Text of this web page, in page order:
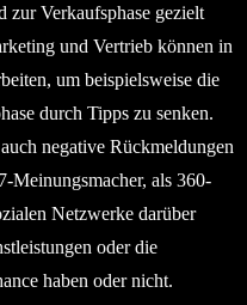
zur Verkaufsphase gezielt
und Vertrieb können in
um beispielsweise die
durch Tipps zu senken.
negative Rückmeldungen
Meinungsmacher, als 360-
Netzwerke darüber
oder die
haben oder nicht.